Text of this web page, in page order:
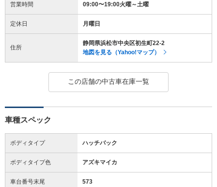
営業時間 09:00〜19:00火曜～土曜
定休日 月曜日
住所
静岡県浜松市中央区初生町22-2
地図を見る（Yahoo!マップ）
この店舗の中古車在庫一覧
車種スペック
ボディタイプ ハッチバック
ボディタイプ色 アズキマイカ
車台番号末尾 573